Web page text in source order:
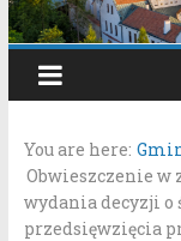
pn. „Integracyjna
Stowarzyszenie
Konsultacje
Sącz
Portal
Gminy
Stary
Sącz
You are here:
Obwieszczenie w
wydania decyzji
przedsięwzięcia